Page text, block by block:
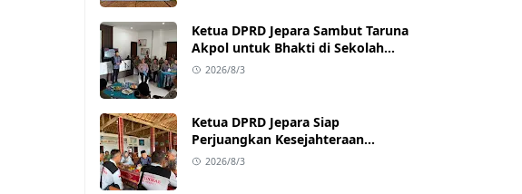
Ketua DPRD Jepara Sambut Taruna
Akpol untuk Bhakti di Sekolah
Rakyat Jepara
2026/8/3
Ketua DPRD Jepara Siap
Perjuangkan Kesejahteraan
Satlinmas Jepara
2026/8/3